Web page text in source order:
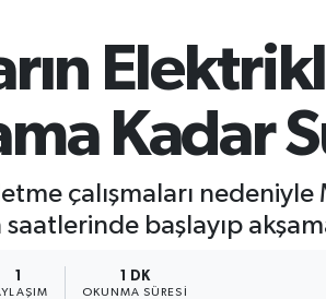
Kadar
çalışmaları
başlayıp
1 1 DK
OKUNMA SÜRESI